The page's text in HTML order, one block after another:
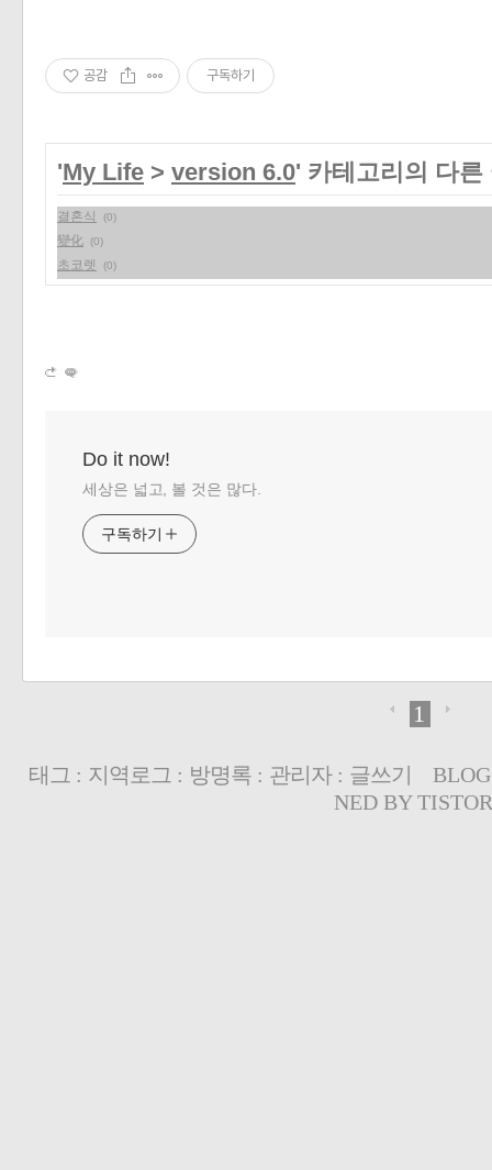
공감 구독하기
'My Life > version 6.0' 카테고리의 다른
결혼식 (0)
變化 (0)
초코렛 (0)
Do it now!
세상은 넓고, 볼 것은 많다.
구독하기
1
태그 : 지역로그 : 방명록: 관리자: 글쓰기
NED BY